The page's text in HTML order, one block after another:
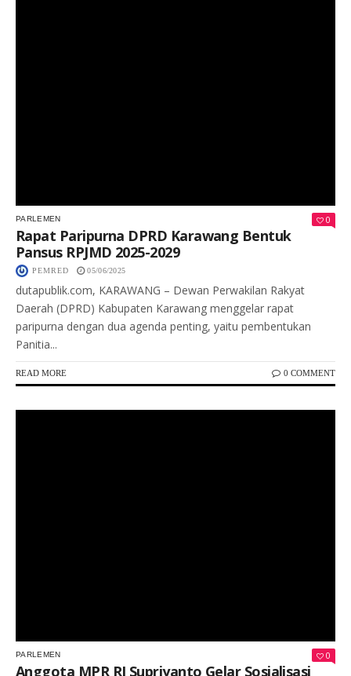
PARLEMEN 0
Rapat Paripurna DPRD Karawang Bentuk
Pansus RPJMD 2025-2029
PEMRED 05/06/2025
dutapublik.com, KARAWANG – Dewan Perwakilan Rakyat
Daerah (DPRD) Kabupaten Karawang menggelar rapat
paripurna dengan dua agenda penting, yaitu pembentukan
Panitia...
READ MORE 0 COMMENT
Keterangan Gambar: Kegiatan Sosialisasi Anggota MPR RI Supriyanto
PARLEMEN 0
Anggota MPR RI Supriyanto Gelar Sosialisasi